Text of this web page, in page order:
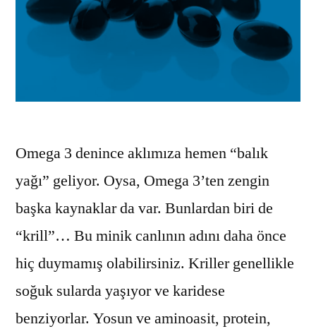
Omega 3 denince aklımıza hemen “balık
yağı” geliyor. Oysa, Omega 3’ten zengin
başka kaynaklar da var. Bunlardan biri de
“krill”… Bu minik canlının adını daha önce
hiç duymamış olabilirsiniz. Kriller genellikle
soğuk sularda yaşıyor ve karidese
benziyorlar. Yosun ve aminoasit, protein,